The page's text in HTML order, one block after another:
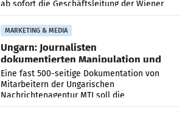
ab sofort die Geschäftsleitung der Wiener
PR-Agentur an der Seite von Josef Kalina und
Anna Kalina-Mahr.
MARKETING & MEDIA
Ungarn: Journalisten
dokumentierten Manipulation und
Zensur
Eine fast 500-seitige Dokumentation von
Mitarbeitern der Ungarischen
Nachrichtenagentur MTI soll die
systematische Nachrichten-Manipulation und